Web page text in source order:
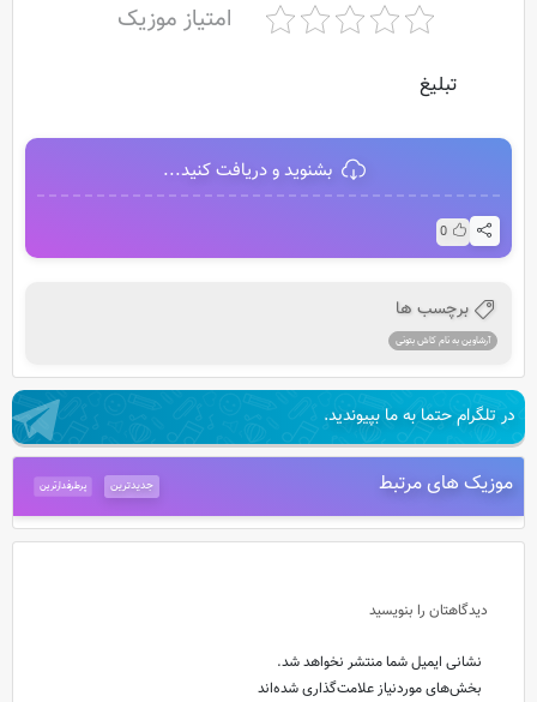
امتیاز موزیک
تبلیغ
بشنوید و دریافت کنید...
0
برچسب ها
آرشاوین به نام کاش بتونی
در تلگرام حتما به ما بپیوندید.
موزیک های مرتبط پرطرفدارترین جدیدترین
دیدگاهتان را بنویسید
نشانی ایمیل شما منتشر نخواهد شد.
بخش‌های موردنیاز علامت‌گذاری شده‌اند